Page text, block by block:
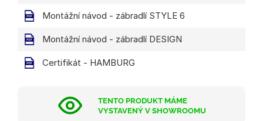
Montážní návod - zábradlí STYLE 6
Montážní návod - zábradlí DESIGN
Certifikát - HAMBURG
TENTO PRODUKT MÁME
VYSTAVENÝ V SHOWROOMU